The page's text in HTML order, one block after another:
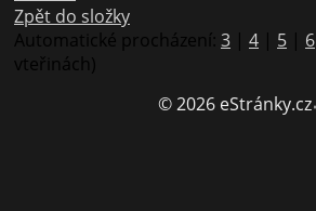
Zpět do složky
Automatické procházení: 3 | 4 | 5 | 6
vteřinách)
© 2026 eStránky.cz